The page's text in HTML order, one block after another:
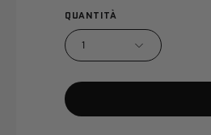
QUANTITÀ
1